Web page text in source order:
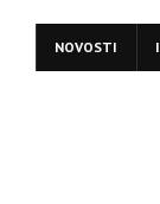
NOVOSTI